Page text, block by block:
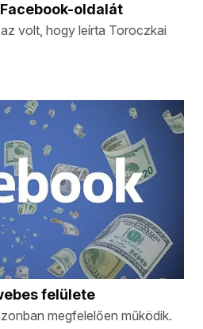
oldalát
volt, hogy leírta Toroczkai
felülete
megfelelően működik.